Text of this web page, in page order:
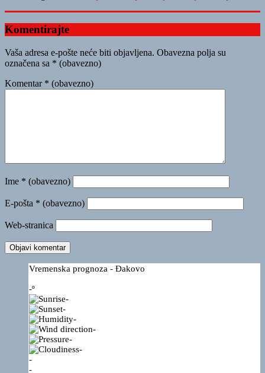
Komentirajte
Vaša adresa e-pošte neće biti objavljena. Obavezna polja su
označena sa * (obavezno)
Komentar * (obavezno)
Ime * (obavezno)
E-pošta * (obavezno)
Web-stranica
Vremenska prognoza - Đakovo
-º
-
-
-
-
-
-
-
-